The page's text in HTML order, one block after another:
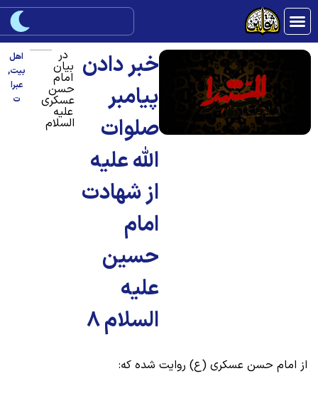
خبر دادن
پیامبر
صلوات
الله علیه
از شهادت
امام
حسین
علیه
السلام 8
بیان
امام
حسن
عسکری
علیه
السلام
اهل
بیت,
عبرا
امام حسن عسکری (ع) روایت شده که: